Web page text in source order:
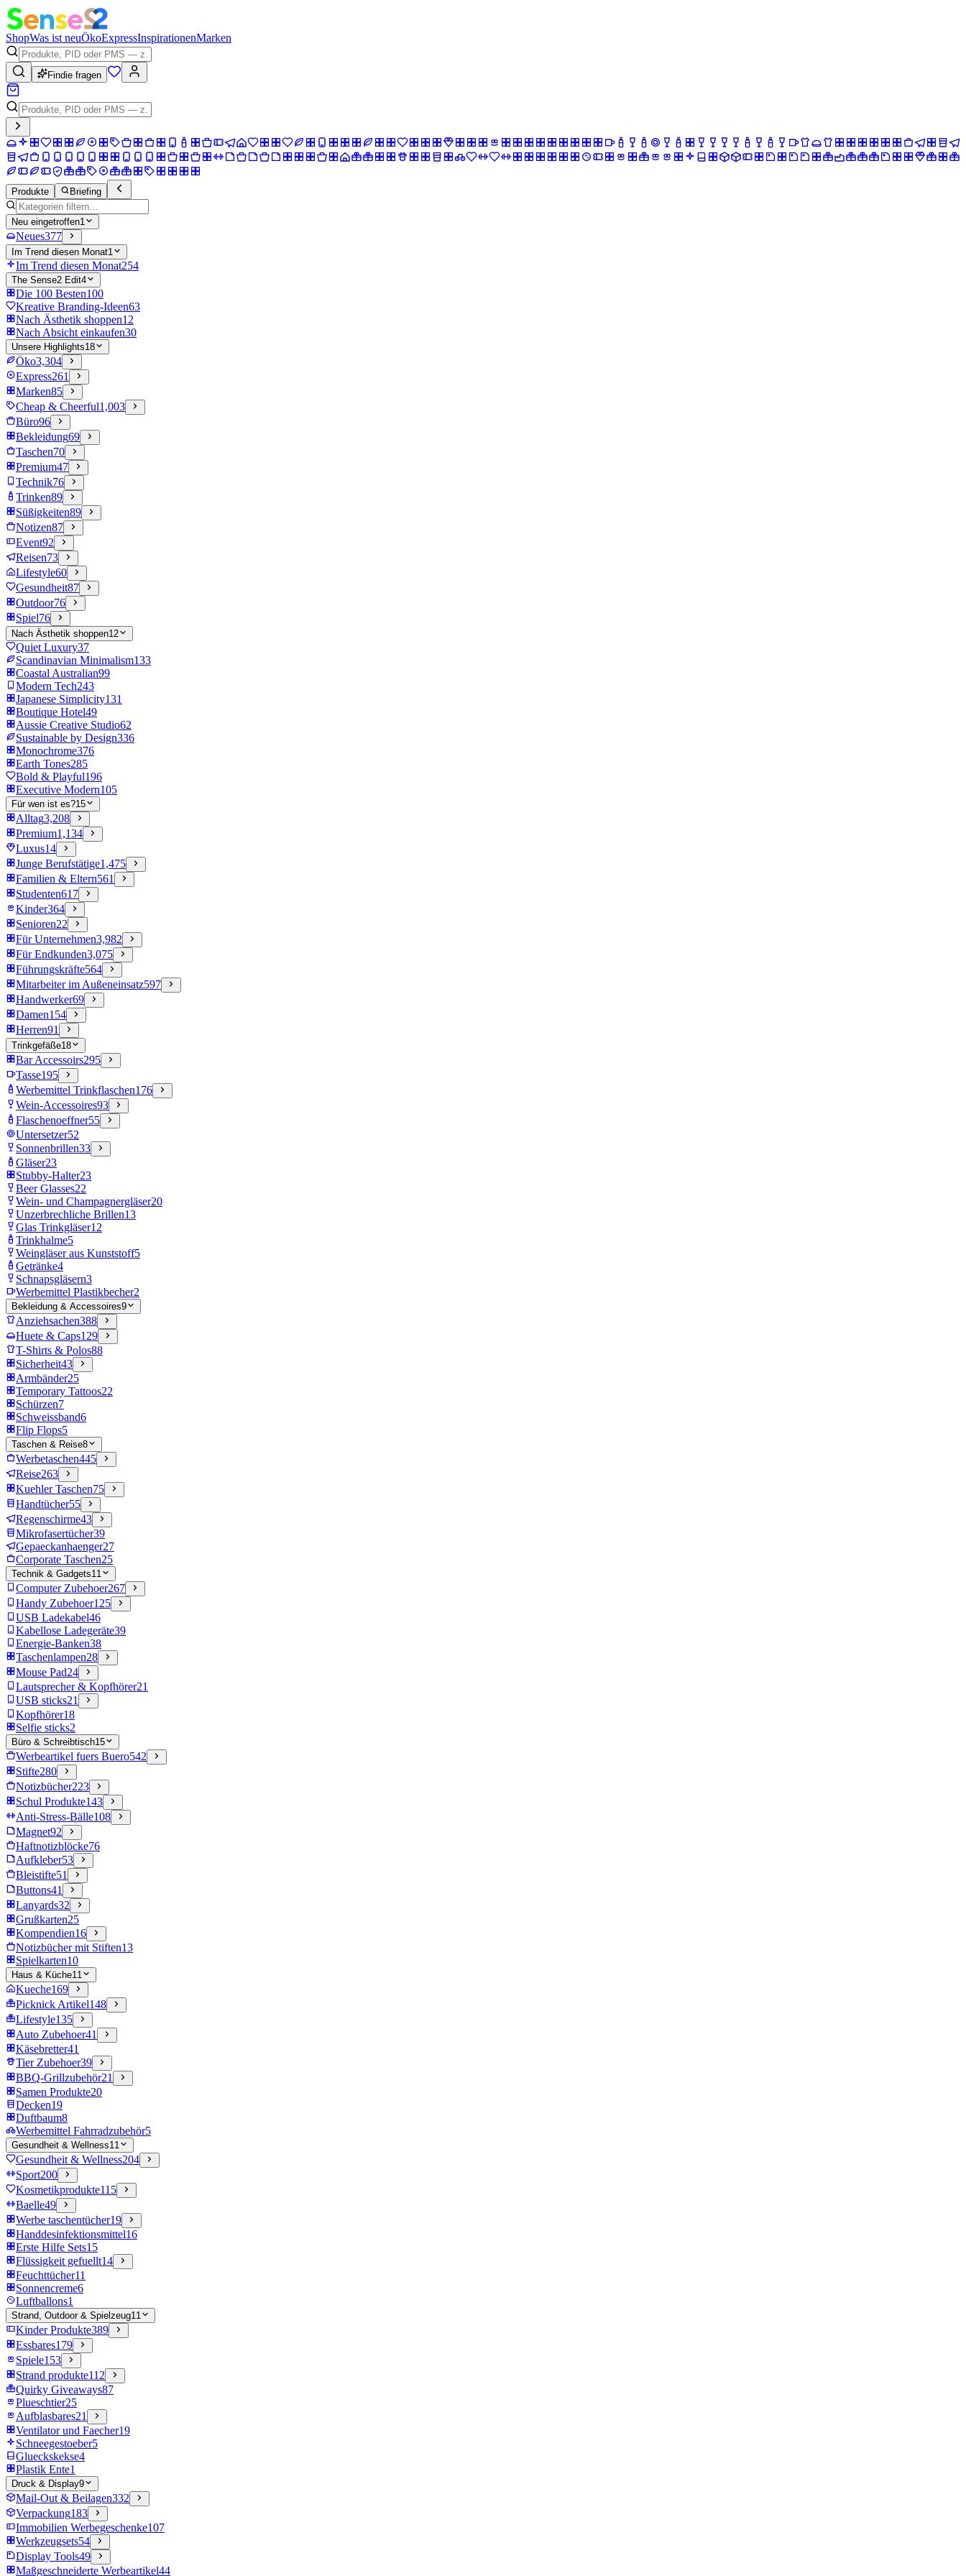
ShopWas ist neuÖkoExpressInspirationenMarken
Findie fragen
Produkte Briefing
Neu eingetroffen1
Neues377
Im Trend diesen Monat1
Im Trend diesen Monat254
The Sense2 Edit4
Die 100 Besten100
Kreative Branding-Ideen63
Nach Ästhetik shoppen12
Nach Absicht einkaufen30
Unsere Highlights18
Öko3,304
Express261
Marken85
Cheap & Cheerful1,003
Büro96
Bekleidung69
Taschen70
Premium47
Technik76
Trinken89
Süßigkeiten89
Notizen87
Event92
Reisen73
Lifestyle60
Gesundheit87
Outdoor76
Spiel76
Nach Ästhetik shoppen12
Quiet Luxury37
Scandinavian Minimalism133
Coastal Australian99
Modern Tech243
Japanese Simplicity131
Boutique Hotel49
Aussie Creative Studio62
Sustainable by Design336
Monochrome376
Earth Tones285
Bold & Playful196
Executive Modern105
Für wen ist es?15
Alltag3,208
Premium1,134
Luxus14
Junge Berufstätige1,475
Familien & Eltern561
Studenten617
Kinder364
Senioren22
Für Unternehmen3,982
Für Endkunden3,075
Führungskräfte564
Mitarbeiter im Außeneinsatz597
Handwerker69
Damen154
Herren91
Trinkgefäße18
Bar Accessoirs295
Tasse195
Werbemittel Trinkflaschen176
Wein-Accessoires93
Flaschenoeffner55
Untersetzer52
Sonnenbrillen33
Gläser23
Stubby-Halter23
Beer Glasses22
Wein- und Champagnergläser20
Unzerbrechliche Brillen13
Glas Trinkgläser12
Trinkhalme5
Weingläser aus Kunststoff5
Getränke4
Schnapsgläsern3
Werbemittel Plastikbecher2
Bekleidung & Accessoires9
Anziehsachen388
Huete & Caps129
T-Shirts & Polos88
Sicherheit43
Armbänder25
Temporary Tattoos22
Schürzen7
Schweissband6
Flip Flops5
Taschen & Reise8
Werbetaschen445
Reise263
Kuehler Taschen75
Handtücher55
Regenschirme43
Mikrofasertücher39
Gepaeckanhaenger27
Corporate Taschen25
Technik & Gadgets11
Computer Zubehoer267
Handy Zubehoer125
USB Ladekabel46
Kabellose Ladegeräte39
Energie-Banken38
Taschenlampen28
Mouse Pad24
Lautsprecher & Kopfhörer21
USB sticks21
Kopfhörer18
Selfie sticks2
Büro & Schreibtisch15
Werbeartikel fuers Buero542
Stifte280
Notizbücher223
Schul Produkte143
Anti-Stress-Bälle108
Magnet92
Haftnotizblöcke76
Aufkleber53
Bleistifte51
Buttons41
Lanyards32
Grußkarten25
Kompendien16
Notizbücher mit Stiften13
Spielkarten10
Haus & Küche11
Kueche169
Picknick Artikel148
Lifestyle135
Auto Zubehoer41
Käsebretter41
Tier Zubehoer39
BBQ-Grillzubehör21
Samen Produkte20
Decken19
Duftbaum8
Werbemittel Fahrradzubehör5
Gesundheit & Wellness11
Gesundheit & Wellness204
Sport200
Kosmetikprodukte115
Baelle49
Werbe taschentücher19
Handdesinfektionsmittel16
Erste Hilfe Sets15
Flüssigkeit gefuellt14
Feuchttücher11
Sonnencreme6
Luftballons1
Strand, Outdoor & Spielzeug11
Kinder Produkte389
Essbares179
Spiele153
Strand produkte112
Quirky Giveaways87
Plueschtier25
Aufblasbares21
Ventilator und Faecher19
Schneegestoeber5
Glueckskekse4
Plastik Ente1
Druck & Display9
Mail-Out & Beilagen332
Verpackung183
Immobilien Werbegeschenke107
Werkzeugsets54
Display Tools49
Maßgeschneiderte Werbeartikel44